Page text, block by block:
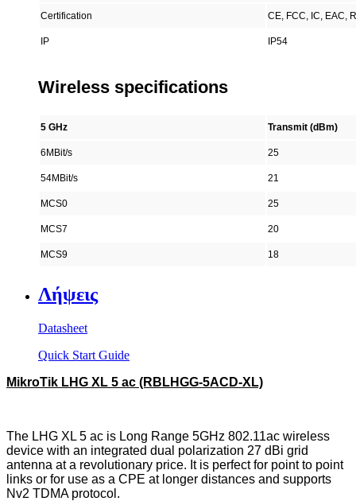
Certification CE, FCC, IC, EAC,
IP IP54
Wireless specifications
5 GHz Transmit (dBm)
6MBit/s 25
54MBit/s 21
MCS0 25
MCS7 20
MCS9 18
Λήψεις
Datasheet
Quick Start Guide
MikroTik LHG XL 5 ac (RBLHGG-5ACD-XL)
The LHG XL 5 ac is Long Range 5GHz 802.11ac wireless
device with an integrated dual polarization 27 dBi grid
antenna at a revolutionary price. It is perfect for point to point
links or for use as a CPE at longer distances and supports
Nv2 TDMA protocol.